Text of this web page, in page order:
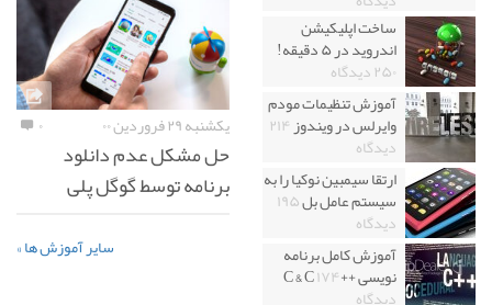
ساخت اپلیکیشن
اندروید در ۵ دقیقه!
۲۵۰ دیدگاه
آموزش تنظیمات مودم
وایرلس در ویندوز۲۱۴
دیدگاه
ارتقا سیمبین نوکیا را به
سیستم عامل بل۱۹۵
دیدگاه
آموزش کامل برنامه
نویسی ++C & C۱۷۴
دیدگاه
یکشنبه ۲۹ فروردین ۰۰ ۰
حل مشکل عدم دانلود
برنامه توسط گوگل پلی
سایر آموزش ها »